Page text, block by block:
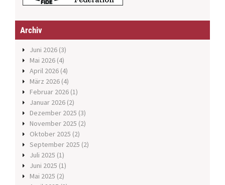
Archiv
Juni 2026 (3)
Mai 2026 (4)
April 2026 (4)
März 2026 (4)
Februar 2026 (1)
Januar 2026 (2)
Dezember 2025 (3)
November 2025 (2)
Oktober 2025 (2)
September 2025 (2)
Juli 2025 (1)
Juni 2025 (1)
Mai 2025 (2)